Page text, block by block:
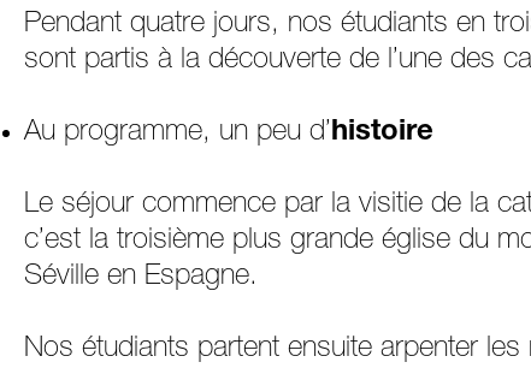
Pendant quatre jours, nos étudiants en
sont partis à la découverte de l’une des
Au programme, un peu d’histoire
Le séjour commence par la visitie de la
c’est la troisième plus grande église du
Séville en Espagne.
Nos étudiants partent ensuite arpenter